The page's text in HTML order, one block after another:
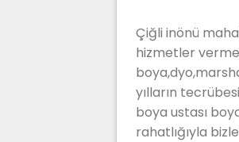
Çiğli inönü
hizmetler
yılların
boya ustası
rahatlığıyla